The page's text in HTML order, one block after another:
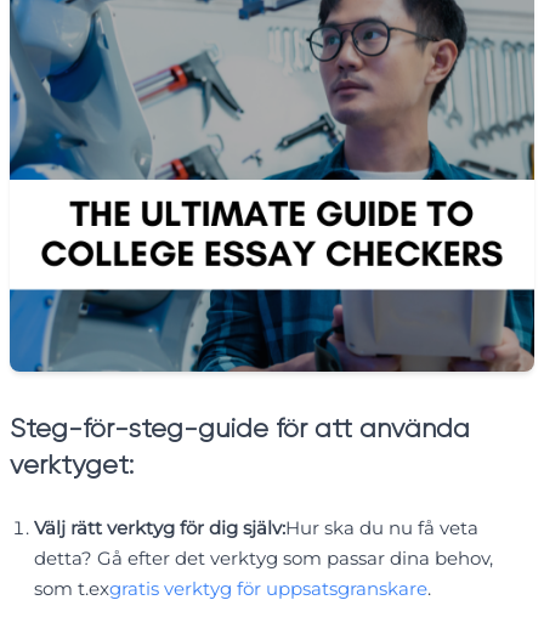
Steg-för-steg-guide för att använda
verktyget:
Välj rätt verktyg för dig själv:Hur ska du nu få veta
detta? Gå efter det verktyg som passar dina behov,
som t.exgratis verktyg för uppsatsgranskare.